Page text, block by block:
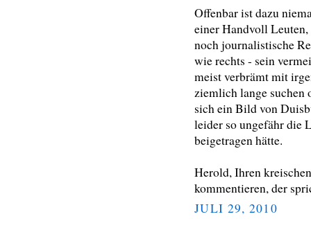
Offenbar ist dazu
einer Handvoll
noch journalistische
wie rechts - sein
meist verbrämt mit
ziemlich lange suchen
sich ein Bild von
leider so ungefähr die
beigetragen hätte.
Herold, Ihren
kommentieren, der
JULI 29, 2010